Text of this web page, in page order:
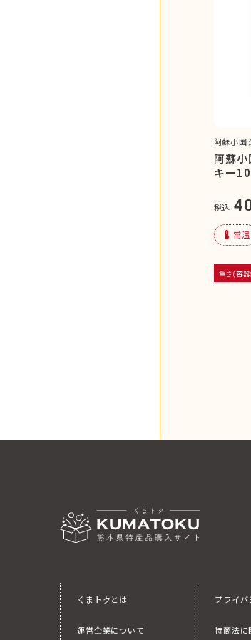
阿蘇小国
阿蘇
キー
税込
device_thermostat 常温
重さ(容
くまトクとは
運営企業について
プライバ
特商法に